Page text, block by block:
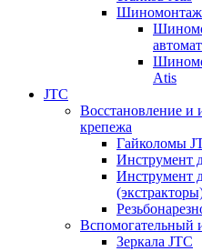
Atis
JTC
Восстановление и
крепежа
Гайколомы
Инструмент
Инструмент
Вспомогательный
Зеркала JTC